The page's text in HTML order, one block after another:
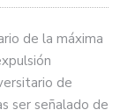
de la máxima
de
ser señalado de